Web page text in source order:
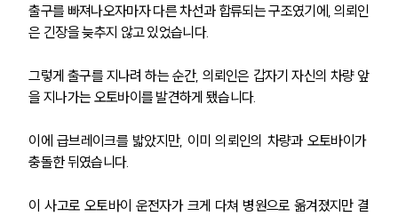
출구를 빠져나오자마자 다른 차선과 합류되는 구조였기에, 의뢰인
은 긴장을 늦추지 않고 있었습니다.
그렇게 출구를 지나려 하는 순간, 의뢰인은 갑자기 자신의 차량 앞
을 지나가는 오토바이를 발견하게 됐습니다.
이에 급브레이크를 밟았지만, 이미 의뢰인의 차량과 오토바이가
충돌한 뒤였습니다.
이 사고로 오토바이 운전자가 크게 다쳐 병원으로 옮겨졌지만 결